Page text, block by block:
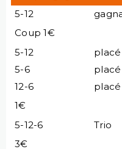
5-12
Coup 1€
5-12
placé
5-6
placé
12-6
placé
1€
5-12-6
Trio
3€